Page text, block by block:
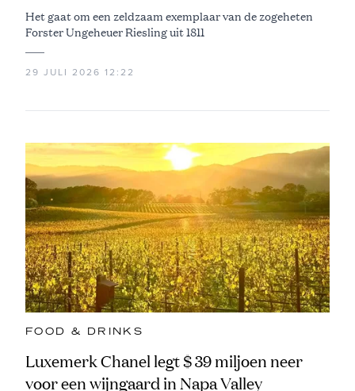
Het gaat om een zeldzaam exemplaar van de zogeheten
Forster Ungeheuer Riesling uit 1811
29 JULI 2026 12:22
FOOD & DRINKS
Luxemerk Chanel legt $ 39 miljoen neer
voor een wijngaard in Napa Valley